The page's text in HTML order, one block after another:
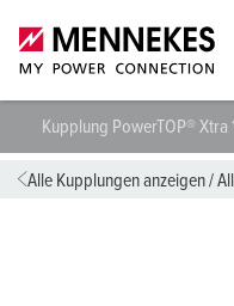
Kupplung PowerTOP® Xtra
Alle Kupplungen anzeigen/